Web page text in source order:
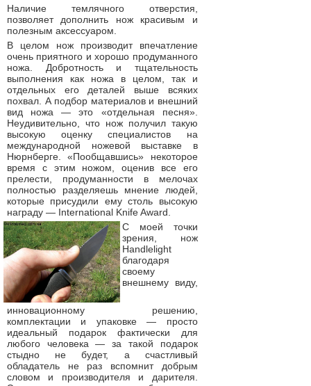
Наличие темлячного отверстия,
позволяет дополнить нож красивым и
полезным аксессуаром.
В целом нож производит впечатление
очень приятного и хорошо продуманного
ножа. Добротность и тщательность
выполнения как ножа в целом, так и
отдельных его деталей выше всяких
похвал. А подбор материалов и внешний
вид ножа — это «отдельная песня».
Неудивительно, что нож получил такую
высокую оценку специалистов на
международной ножевой выставке в
Нюрнберге. «Пообщавшись» некоторое
время с этим ножом, оценив все его
прелести, продуманности в мелочах
полностью разделяешь мнение людей,
которые присудили ему столь высокую
награду — International Knife Award.
С моей точки
зрения, нож
Handlelight
благодаря
своему
внешнему виду,
инновационному решению,
комплектации и упаковке — просто
идеальный подарок фактически для
любого человека — за такой подарок
стыдно не будет, а счастливый
обладатель не раз вспомнит добрым
словом и производителя и дарителя.